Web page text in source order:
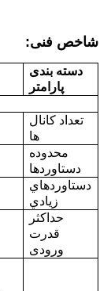
شاخص فنی:
دسته بندی
پارامتر
تعداد کانال
ها
محدوده
دستاوردها
دستاوردهاي
زيادي
حداکثر
قدرت
ورودی